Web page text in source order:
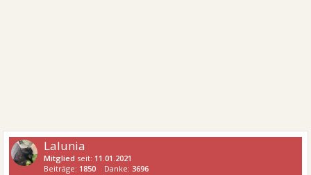
Lalunia
Mitglied seit: 11.01.2021
Beiträge: 1850 Danke:3696